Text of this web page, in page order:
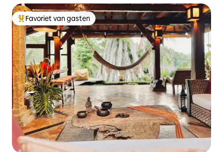
Topfavoriet van gasten
Favoriet van gasten